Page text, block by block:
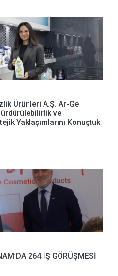
Ürünleri A.Ş. Ar-Ge
ve
Yaklaşımlarını Konuştuk
264 İŞ GÖRÜŞMESİ